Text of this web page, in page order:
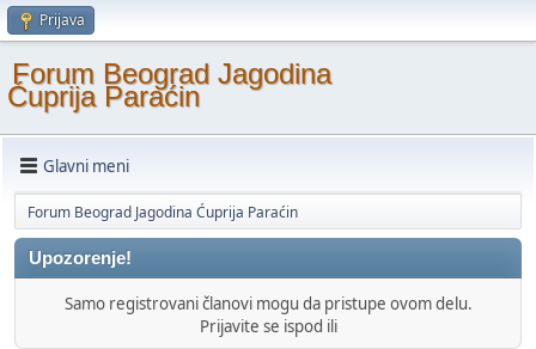
Prijava
Forum Beograd Jagodina
Ćuprija Paraćin
Glavni meni
Forum Beograd Jagodina Ćuprija Paraćin
Upozorenje!
Samo registrovani članovi mogu da pristupe ovom delu.
Prijavite se ispod ili